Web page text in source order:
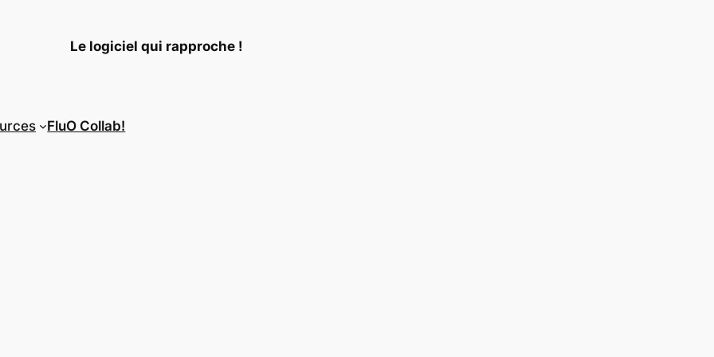
Le logiciel qui rapproche !
FluO Collab!